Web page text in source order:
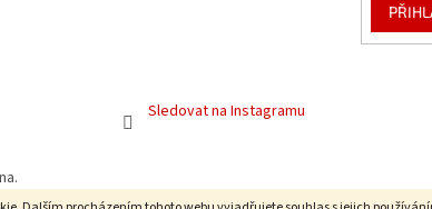
Sledovat na Instagramu